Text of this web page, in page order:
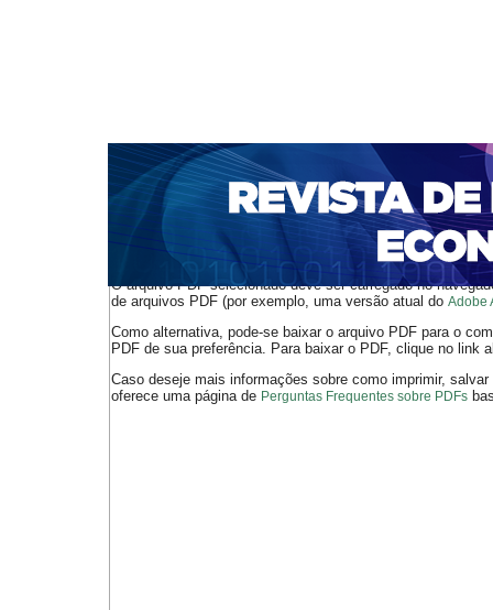
CAPA SOBRE ACESSO CADASTRO
NOTÍCIAS
PORTAL DE REVISTAS DA UNIFACS
BASES DE DADOS E INDEXADORES
Capa Ano XXI - V. 1 - N. 42 - Abril de 2019 > Silveira
O arquivo PDF selecionado deve ser carregado no
de arquivos PDF (por exemplo, uma versão atual do Adobe
Como alternativa, pode-se baixar o arquivo PDF para o
PDF de sua preferência. Para baixar o PDF, clique no link
Caso deseje mais informações sobre como imprimir,
oferece uma página de Perguntas Frequentes sobre PDFs